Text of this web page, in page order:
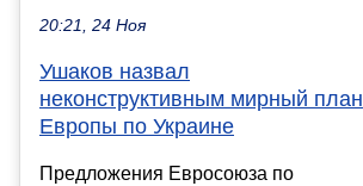
20:21, 24 Ноя
Ушаков назвал
неконструктивным мирный план
Европы по Украине
Предложения Евросоюза по